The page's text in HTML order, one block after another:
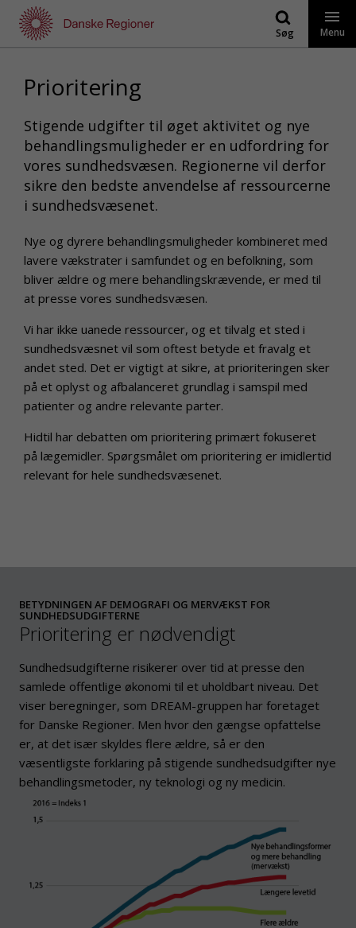
indhold
Søg Menu
Prioritering
Stigende udgifter til øget aktivitet og nye
behandlingsmuligheder er en udfordring for
vores sundhedsvæsen. Regionerne vil derfor
sikre den bedste anvendelse af ressourcerne
i sundhedsvæsenet.
Nye og dyrere behandlingsmuligheder kombineret med
lavere vækstrater i samfundet og en befolkning, som
bliver ældre og mere behandlingskrævende, er med til
at presse vores sundhedsvæsen.
Vi har ikke uanede ressourcer, og et tilvalg et sted i
sundhedsvæsnet vil som oftest betyde et fravalg et
andet sted. Det er vigtigt at sikre, at prioriteringen sker
på et oplyst og afbalanceret grundlag i samspil med
patienter og andre relevante parter.
Hidtil har debatten om prioritering primært fokuseret
på lægemidler. Spørgsmålet om prioritering er imidlertid
relevant for hele sundhedsvæsenet.
BETYDNINGEN AF DEMOGRAFI OG MERVÆKST FOR
SUNDHEDSUDGIFTERNE
Prioritering er nødvendigt
Sundhedsudgifterne risikerer over tid at presse den
samlede offentlige økonomi til et uholdbart niveau. Det
viser beregninger, som DREAM-gruppen har foretaget
for Danske Regioner. Men hvor den gængse opfattelse
er, at det især skyldes flere ældre, så er den
væsentligste forklaring på stigende sundhedsudgifter nye
behandlingsmetoder, ny teknologi og ny medicin.